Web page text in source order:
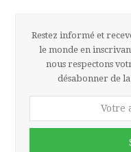
Restez informé et
le monde en
nous respectons
désabonner de
adresse